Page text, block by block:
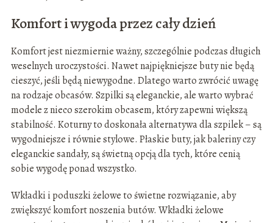
Komfort i wygoda przez cały dzień
Komfort jest niezmiernie ważny, szczególnie podczas długich
weselnych uroczystości. Nawet najpiękniejsze buty nie będą
cieszyć, jeśli będą niewygodne. Dlatego warto zwrócić uwagę
na rodzaje obcasów. Szpilki są eleganckie, ale warto wybrać
modele z nieco szerokim obcasem, który zapewni większą
stabilność. Koturny to doskonała alternatywa dla szpilek – są
wygodniejsze i równie stylowe. Płaskie buty, jak baleriny czy
eleganckie sandały, są świetną opcją dla tych, które cenią
sobie wygodę ponad wszystko.
Wkładki i poduszki żelowe to świetne rozwiązanie, aby
zwiększyć komfort noszenia butów. Wkładki żelowe